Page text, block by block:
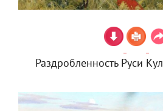
Раздробленность Руси